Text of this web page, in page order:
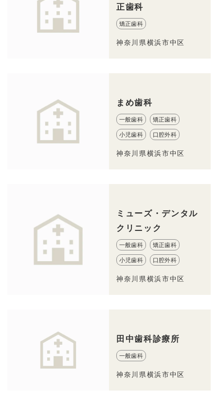
正歯科
矯正歯科
神奈川県横浜市中区
まめ歯科
一般歯科 矯正歯科
小児歯科 口腔外科
神奈川県横浜市中区
ミューズ・デンタル
クリニック
一般歯科 矯正歯科
小児歯科 口腔外科
神奈川県横浜市中区
田中歯科診療所
一般歯科
神奈川県横浜市中区